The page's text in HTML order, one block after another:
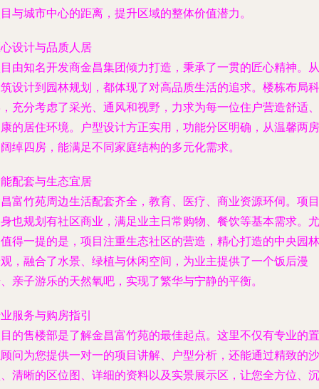
与城市中心的距离，提升区域的整体价值潜力。
设计与品质人居
由知名开发商金昌集团倾力打造，秉承了一贯的匠心精神。从
设计到园林规划，都体现了对高品质生活的追求。楼栋布局科
充分考虑了采光、通风和视野，力求为每一位住户营造舒适、
的居住环境。户型设计方正实用，功能分区明确，从温馨两房
绰四房，能满足不同家庭结构的多元化需求。
配套与生态宜居
富竹苑周边生活配套齐全，教育、医疗、商业资源环伺。项目
也规划有社区商业，满足业主日常购物、餐饮等基本需求。尤
得一提的是，项目注重生态社区的营造，精心打造的中央园林
，融合了水景、绿植与休闲空间，为业主提供了一个饭后漫
亲子游乐的天然氧吧，实现了繁华与宁静的平衡。
服务与购房指引
的售楼部是了解金昌富竹苑的最佳起点。这里不仅有专业的置
问为您提供一对一的项目讲解、户型分析，还能通过精致的沙
清晰的区位图、详细的资料以及实景展示区，让您全方位、沉